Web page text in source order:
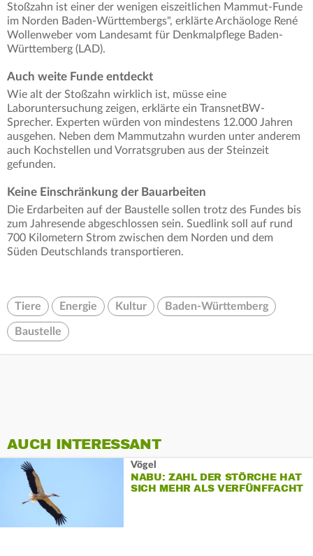
Stoßzahn ist einer der wenigen eiszeitlichen Mammut-Funde
im Norden Baden-Württembergs", erklärte Archäologe René
Wollenweber vom Landesamt für Denkmalpflege Baden-
Württemberg (LAD).
Auch weite Funde entdeckt
Wie alt der Stoßzahn wirklich ist, müsse eine
Laboruntersuchung zeigen, erklärte ein TransnetBW-
Sprecher. Experten würden von mindestens 12.000 Jahren
ausgehen. Neben dem Mammutzahn wurden unter anderem
auch Kochstellen und Vorratsgruben aus der Steinzeit
gefunden.
Keine Einschränkung der Bauarbeiten
Die Erdarbeiten auf der Baustelle sollen trotz des Fundes bis
zum Jahresende abgeschlossen sein. Suedlink soll auf rund
700 Kilometern Strom zwischen dem Norden und dem
Süden Deutschlands transportieren.
Tiere Energie Kultur Baden-Württemberg
Baustelle
AUCH INTERESSANT
Vögel
NABU: ZAHL DER STÖRCHE HAT
SICH MEHR ALS VERFÜNFFACHT